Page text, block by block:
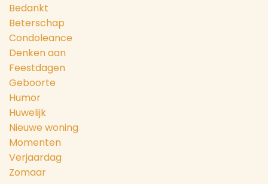
Bedankt
Beterschap
Condoleance
Denken aan
Feestdagen
Geboorte
Humor
Huwelijk
Nieuwe woning
Momenten
Verjaardag
Zomaar